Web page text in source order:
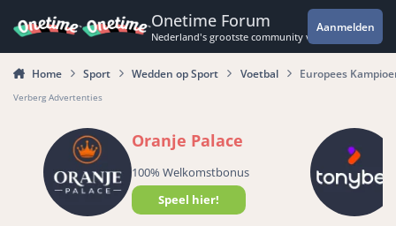
Onetime Forum
Nederland's grootste community voor de
Aanmelden
Home Sport Wedden op Sport Voetbal Europees
Verberg Advertenties
Oranje Palace
100% Welkomstbonus
Speel hier!